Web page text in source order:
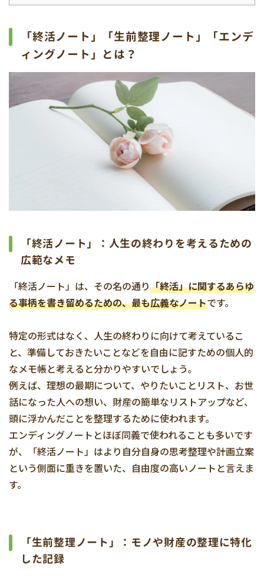
「終活ノート」「生前整理ノート」「エンデ
ィングノート」とは？
「終活ノート」：人生の終わりを考えるための
広範なメモ
「終活ノート」は、その名の通り「終活」に関するあらゆ
る事柄を書き留めるための、最も広義なノートです。
特定の形式はなく、人生の終わりに向けて考えているこ
と、準備しておきたいことなどを自由に記すための個人的
なメモ帳と考えると分かりやすいでしょう。
例えば、理想の最期について、やりたいことリスト、お世
話になった人への想い、財産の簡単なリストアップなど、
頭に浮かんだことを整理するために使われます。
エンディングノートとほぼ同義で使われることも多いです
が、「終活ノート」はより自分自身の思考整理や計画立案
という側面に重きを置いた、自由度の高いノートと言えま
す。
「生前整理ノート」：モノや財産の整理に特化
した記録